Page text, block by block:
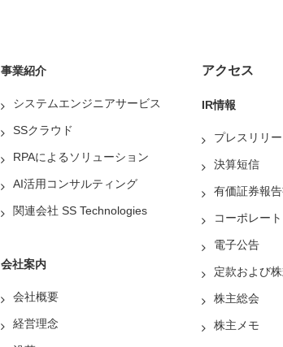
事業紹介
システムエンジニアサービス
SSクラウド
RPAによるソリューション
AI活用コンサルティング
関連会社 SS Technologies
会社案内
会社概要
経営理念
アクセス
IR情報
プレスリリー
決算短信
有価証券報
コーポレー
電子公告
定款および
株主総会
株主メモ